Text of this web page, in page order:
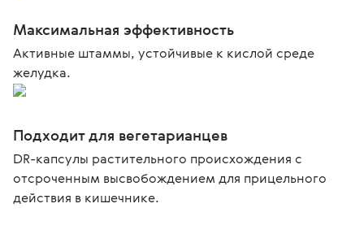
Максимальная эффективность
Активные штаммы, устойчивые к кислой среде
желудка.
Подходит для вегетарианцев
DR-капсулы растительного происхождения с
отсроченным высвобождением для прицельного
действия в кишечнике.